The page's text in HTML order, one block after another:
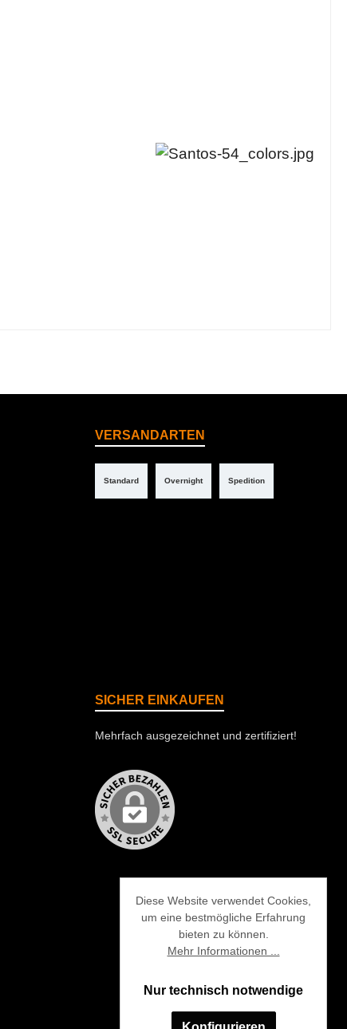
VERSANDARTEN
Standard Overnight Spedition
SICHER EINKAUFEN
Mehrfach ausgezeichnet und zertifiziert!
Diese Website verwendet Cookies,
um eine bestmögliche Erfahrung
bieten zu können.
Mehr Informationen ...
Nur technisch notwendige